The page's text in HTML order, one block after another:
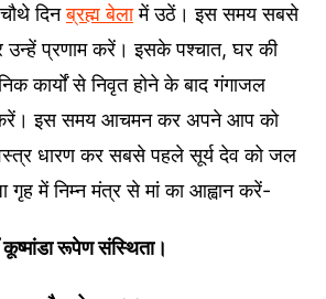
दिनब्रह्म बेलामें उठें। इस समय सबसे
उन्हें प्रणाम करें। इसके पश्चात, घर की
कार्यों से निवृत होने के बाद गंगाजल
करें। इस समय आचमन कर अपने आप को
धारण कर सबसे पहले सूर्य देव को जल
गृह में निम्न मंत्र से मां का आह्वान करें-
कूष्मांडारूपेणसंस्थिता।